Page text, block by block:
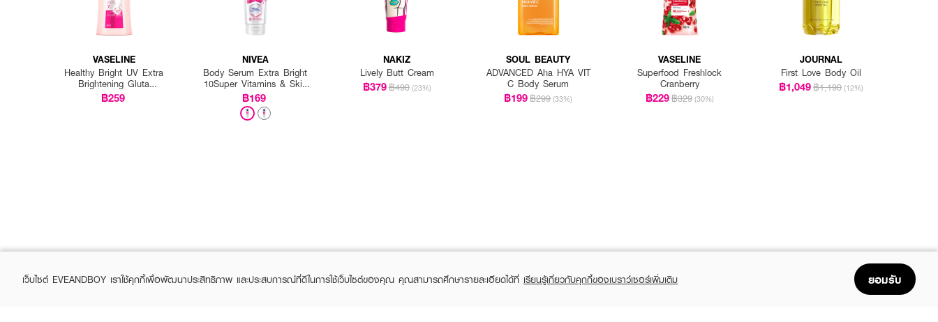
VASELINE
Healthy Bright UV Extra
Brightening Gluta
Ceramide Lotion
฿259
NIVEA
Body Serum Extra Bright
10Super Vitamins & Skin
Foods Glow Perfection
฿169
NAKIZ
Lively Butt Cream
฿379฿490 (23%)
SOUL BEAUTY
ADVANCED Aha HYA VIT
C Body Serum
฿199฿299 (33%)
VASELINE
Superfood Freshlock
Cranberry
฿229฿329 (30%)
JOURNAL
First Love Body Oil
฿1,049฿1,190 (12%)
เว็บไซต์ EVEANDBOY เราใช้คุกกี้เพื่อพัฒนาประสิทธิภาพ และประสบการณ์ที่ดีในการใช้เว็บไซต์ของคุณ คุณสามารถศึกษารายละเอียดได้ที่ เรียนรู้เกี่ยวกับคุกกี้ของเบราว์เซอร์เพิ่มเติม ยอมรับ